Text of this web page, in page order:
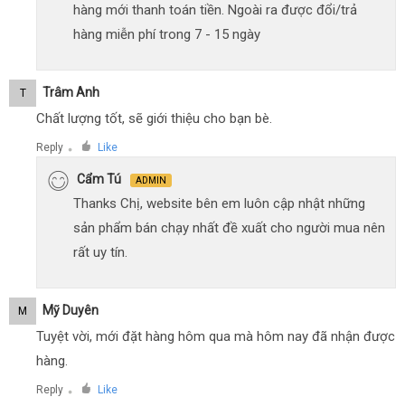
hàng mới thanh toán tiền. Ngoài ra được đổi/trả
hàng miễn phí trong 7 - 15 ngày
T Trâm Anh
Chất lượng tốt, sẽ giới thiệu cho bạn bè.
Reply ● Like
Cẩm Tú ADMIN
Thanks Chị, website bên em luôn cập nhật những
sản phẩm bán chạy nhất đề xuất cho người mua nên
rất uy tín.
M Mỹ Duyên
Tuyệt vời, mới đặt hàng hôm qua mà hôm nay đã nhận được
hàng.
Reply ● Like